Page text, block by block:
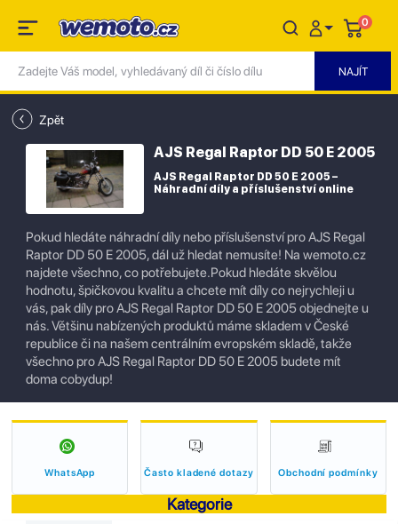
0
Zpět
AJS Regal Raptor DD 50 E 2005
AJS Regal Raptor DD 50 E 2005 –
Náhradní díly a příslušenství online
Pokud hledáte náhradní díly nebo příslušenství pro AJS Regal
Raptor DD 50 E 2005, dál už hledat nemusíte! Na wemoto.cz
najdete všechno, co potřebujete.Pokud hledáte skvělou
hodnotu, špičkovou kvalitu a chcete mít díly co nejrychleji u
vás, pak díly pro AJS Regal Raptor DD 50 E 2005 objednejte u
nás. Většinu nabízených produktů máme skladem v České
republice či na našem centrálním evropském skladě, takže
všechno pro AJS Regal Raptor DD 50 E 2005 budete mít
doma cobydup!
WhatsApp Často kladené dotazy Obchodní podmínky
Kategorie